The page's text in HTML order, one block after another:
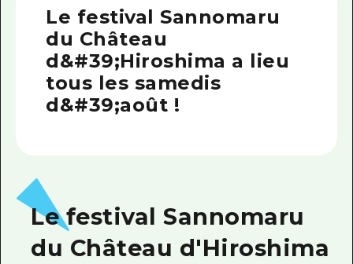
Le festival Sannomaru
du Château
d&#39;Hiroshima a lieu
tous les samedis
d&#39;août !
Le festival Sannomaru
du Château d'Hiroshima